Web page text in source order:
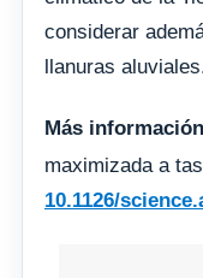
considerar
llanuras
Más
maximizada a
10.1126/